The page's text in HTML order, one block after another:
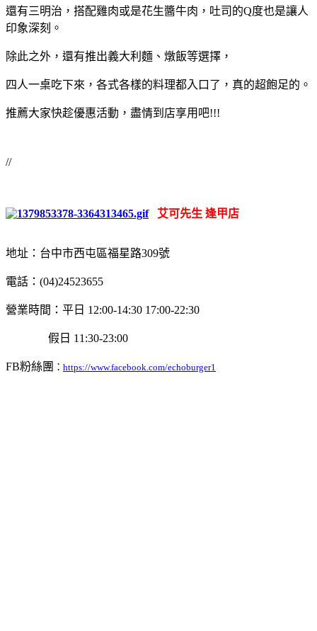
還有三明治，搭配雞肉或是花生醬牛肉，吐司的Q度也是讓人
印象深刻。
除此之外，還有推出義大利麵、燉飯等選擇，
四人一桌吃下來，各式各樣的料理都入口了，真的超飽足的。
推薦大家快趁優惠活動，盡情到店享用吧!!!
//
艾可先生 逢甲店
地址：台中市西屯區福星路309號
電話：(04)24523655
營業時間：平日 12:00-14:30 17:00-22:30
假日 11:30-23:00
FB粉絲團 ： https://www.facebook.com/echoburger1